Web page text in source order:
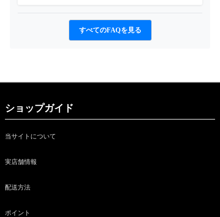
すべてのFAQを見る
ショップガイド
当サイトについて
実店舗情報
配送方法
ポイント